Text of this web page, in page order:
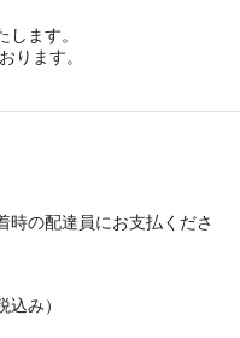
ます。
ります。
時の配達員にお支払くださ
み）